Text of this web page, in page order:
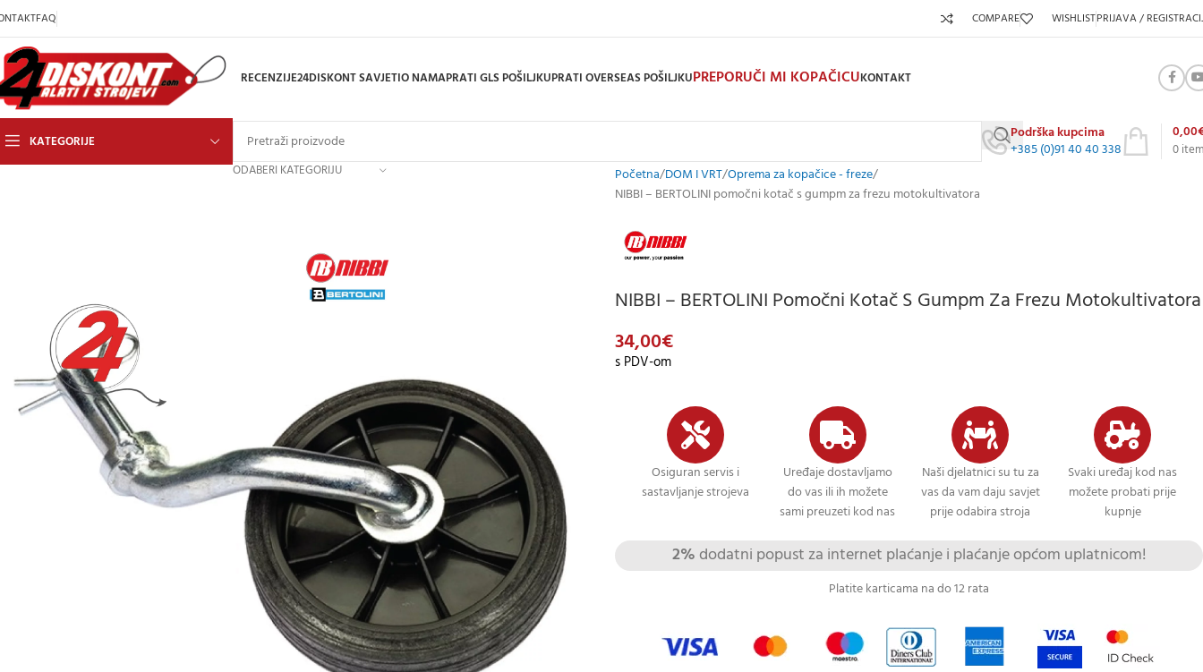
FAQ COMPARE WISHLISTPRIJAVA /
RECENZIJE24DISKONT SAVJETIO NAMAPRATI GLS POŠILJKUPRATI OVERSEAS POŠILJKUPREPORUČI MI KOPAČICUKONTAKT
KATEGORIJE
ODABERI KATEGORIJU
Podrška kupcima
+385 (0)91 40 40 338
0
0,00
Početna DOM I VRT Oprema za kopačice - freze
NIBBI – BERTOLINI pomočni kotač s gumpm za frezu motokultivatora
NIBBI – BERTOLINI Pomočni Kotač S Gumpm Za Frezu Motokultivatora
34,00€
s PDV-om
Osiguran servis i
sastavljanje strojeva
Uređaje dostavljamo
do vas ili ih možete
sami preuzeti kod nas
Naši djelatnici su tu za
vas da vam daju savjet
prije odabira stroja
Svaki uređaj kod nas
možete probati prije
kupnje
2% dodatni popust za internet plaćanje i plaćanje općom uplatnicom!
Platite karticama na do 12 rata